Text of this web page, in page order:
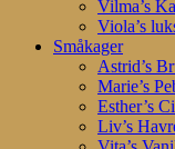
Vilma’s
Viola’s
Småkager
Astrid’s
Marie’s
Esther’s
Liv’s